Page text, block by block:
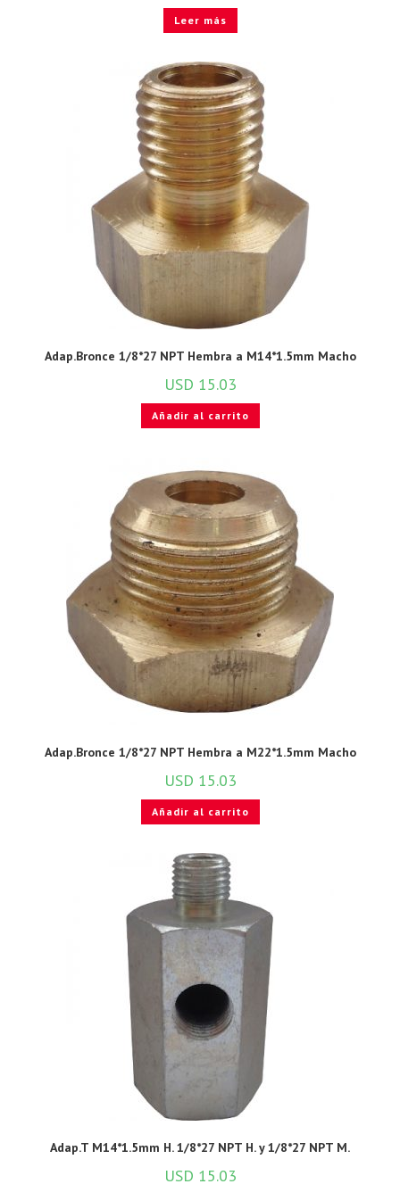
Leer más
Adap.Bronce 1/8*27 NPT Hembra a M14*1.5mm Macho
USD 15.03
Añadir al carrito
Adap.Bronce 1/8*27 NPT Hembra a M22*1.5mm Macho
USD 15.03
Añadir al carrito
Adap.T M14*1.5mm H. 1/8*27 NPT H. y 1/8*27 NPT M.
USD 15.03